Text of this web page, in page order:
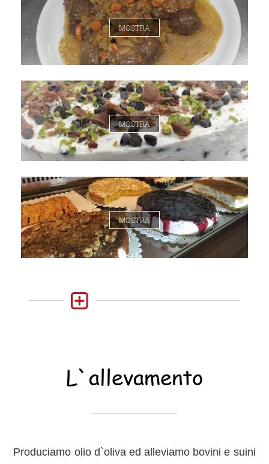
MOSTRA
MOSTRA
MOSTRA
L`allevamento
Produciamo olio d`oliva ed alleviamo bovini e suini